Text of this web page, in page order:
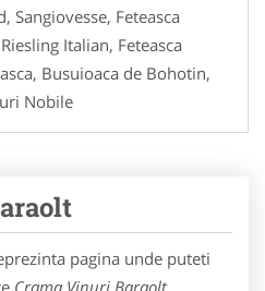
Sangiovesse, Feteasca
Italian, Feteasca
Busuioaca de Bohotin,
Nobile
pagina unde puteti
Crama Vinuri Baraolt.